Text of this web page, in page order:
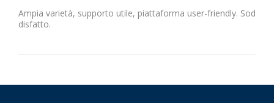
Ampia varietà, supporto utile, piattaforma user-friendly. Sod
disfatto.